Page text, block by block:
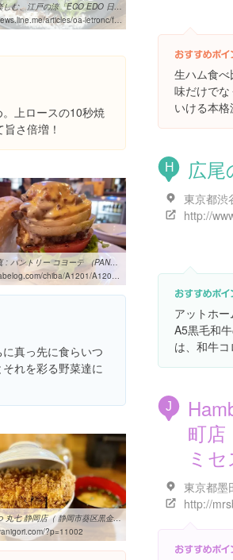
生ハム食
味だけで
いける本格
五感で楽しむ、江戸の涼「ECO EDO 日本橋 2018」 (おでかけ動画 ...
articles/oa-letronc/f7b451aea692
上ロースの10秒焼
さ倍増！
H 広尾
東京都渋
http://
アットホ
A5黒毛和
は、和牛コ
料理写真 : パントリー コヨーテ （PANTRY COYOTE） - 葭川公園 ...
chiba/A1201/A120101/12020222/dtlphotolst/1/smp2
真っ先に食らいつ
れを彩る野菜達に
J
町
ミセ
http://
とんかつ 丸七 静岡店（ 静岡市葵区黒金町 ）～玉子焼き＋カツ丼＝焼き ...
?p=11002